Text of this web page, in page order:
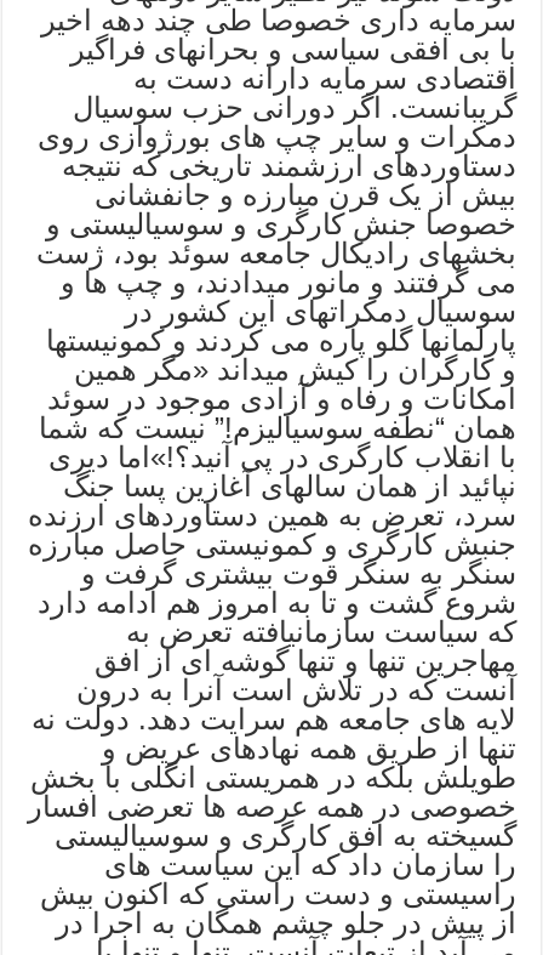
سرمایه داری خصوصا طی چند دهه اخیر
با بی افقی سیاسی و بحرانهای فراگیر
اقتصادی سرمایه دارانه دست به
گریبانست. اگر دورانی حزب سوسیال
دمکرات و سایر چپ های بورژوازی روی
دستاوردهای ارزشمند تاریخی که نتیجه
بیش از یک قرن مبارزه و جانفشانی
خصوصا جنش کارگری و سوسیالیستی و
بخشهای رادیکال جامعه سوئد بود، ژست
می گرفتند و مانور میدادند، و چپ ها و
سوسیال دمکراتهای این کشور در
پارلمانها گلو پاره می کردند و کمونیستها
و کارگران را کیش میداند «مگر همین
امکانات و رفاه و آزادی موجود در سوئد
همان “نطفه سوسیالیزم!” نیست که شما
با انقلاب کارگری در پی آنید؟!»اما دیری
نپائید از همان سالهای آغازین پسا جنگ
سرد، تعرض به همین دستاوردهای ارزنده
جنبش کارگری و کمونیستی حاصل مبارزه
سنگر به سنگر قوت بیشتری گرفت و
شروع گشت و تا به امروز هم ادامه دارد
که سیاست سازمانیافته تعرض به
مهاجرین تنها و تنها گوشه ای از افق
آنست که در تلاش است آنرا به درون
لایه های جامعه هم سرایت دهد. دولت نه
تنها از طریق همه نهادهای عریض و
طویلش بلکه در همریستی انگلی با بخش
خصوصی در همه عرصه ها تعرضی افسار
گسیخته به افق کارگری و سوسیالیستی
را سازمان داد که این سیاست های
راسیستی و دست راستی که اکنون بیش
از پیش در جلو چشم همگان به اجرا در